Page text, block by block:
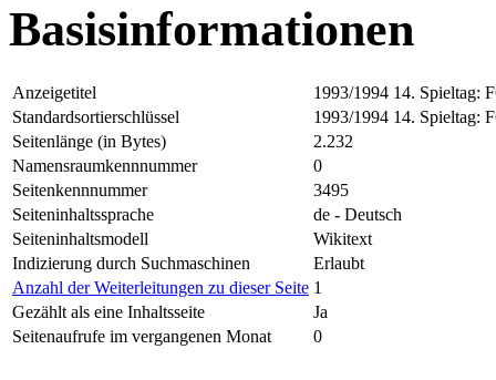
Basisinformationen
Anzeigetitel
1993/1994 14. Spieltag:
Standardsortierschlüssel
1993/1994 14. Spieltag:
Seitenlänge (in Bytes)
2.232
Namensraumkennnummer
0
Seitenkennnummer
3495
Seiteninhaltssprache
de - Deutsch
Seiteninhaltsmodell
Wikitext
Indizierung durch Suchmaschinen
Erlaubt
Anzahl der Weiterleitungen zu dieser Seite 1
Gezählt als eine Inhaltsseite
Ja
Seitenaufrufe im vergangenen Monat
0